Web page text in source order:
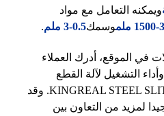
ويمكنه التعامل مع مواد
وسمك0.5-3 ملم .
في الموقع، أدرك العملاء
التشغيل لآلة القطع
حسب الطول KINGREAL STEEL SLITTER 3-in-1. وقد
لمزيد من التعاون بين